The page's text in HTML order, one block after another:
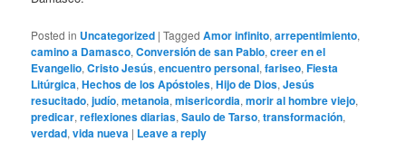
Posted in Uncategorized |Tagged Amor infinito,arrepentimiento,
camino a Damasco,Conversión de san Pablo,creer en el
Evangelio,Cristo Jesús,encuentro personal,fariseo,Fiesta
Litúrgica,Hechos de los Apóstoles,Hijo de Dios,Jesús
resucitado,judío,metanoia,misericordia,morir al hombre viejo,
predicar,reflexiones diarias,Saulo de Tarso,transformación,
verdad,vida nueva | Leave a reply